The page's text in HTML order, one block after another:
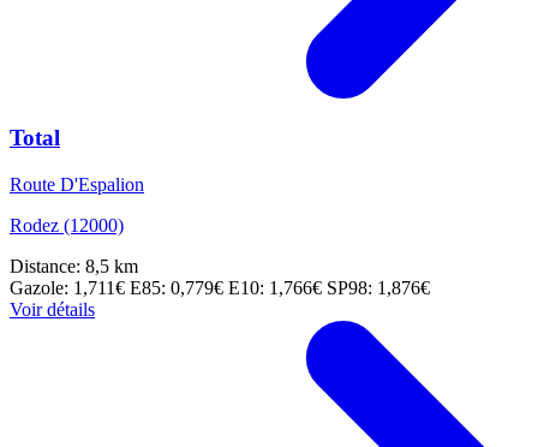
Total
Route D'Espalion
Rodez (12000)
Distance: 8,5 km
Gazole: 1,711€ E85: 0,779€ E10: 1,766€ SP98: 1,876€
Voir détails